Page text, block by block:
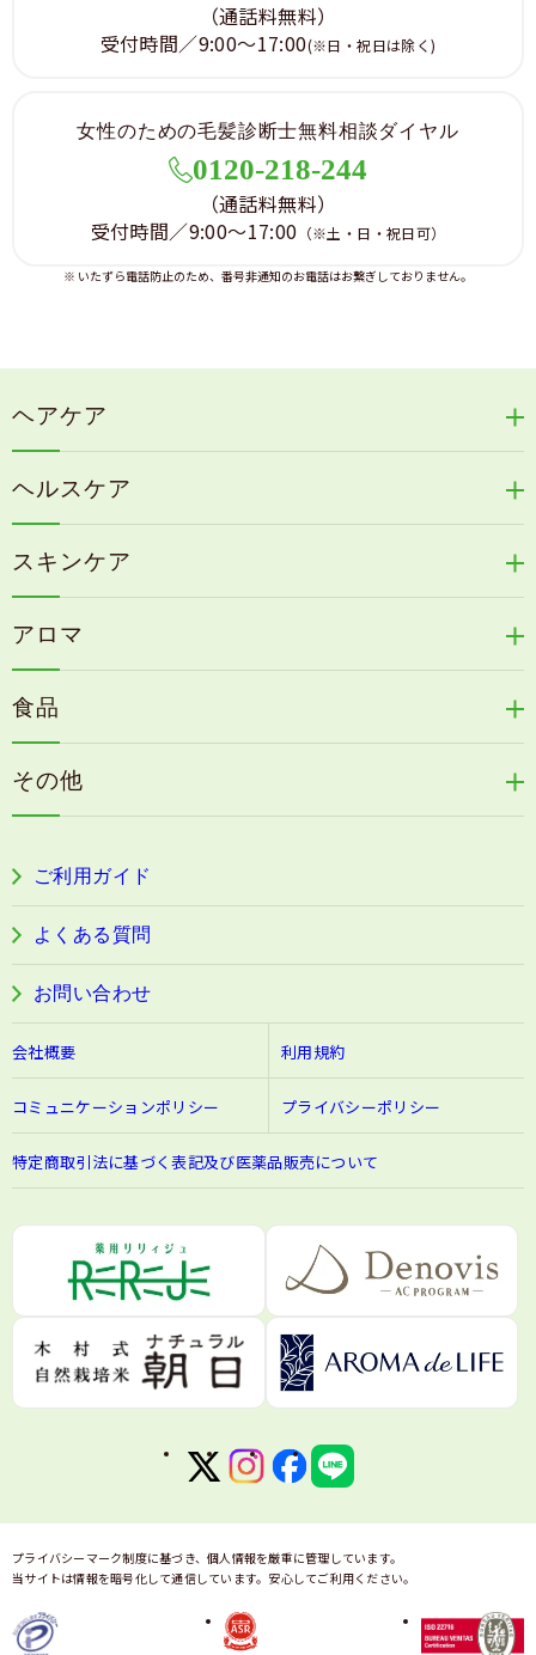
（通話料無料）
受付時間／9:00～17:00(※日・祝日は除く)
女性のための毛髪診断士無料相談ダイヤル
0120-218-244
（通話料無料）
受付時間／9:00～17:00 （※土・日・祝日可）
※ いたずら電話防止のため、番号非通知のお電話はお繋ぎしておりません。
ヘアケア
冷感育毛エッセンス
リリィジュミスト
リリィジュサプリ
毛歓
ヘアケアその他
ヘルスケア
天の葉健康緑茶
カイアポシリーズ
速感伝統香醋
古家のにんにく
目の疲労感・首肩に感じる負担緩和サプリ
阿波晩茶
スキンケア
うる肌箋
フェミールホワイトNKB
アロマ
浦上式アロマシリーズ
色彩マスク
食品
その他
ご利用ガイド
よくある質問
お問い合わせ
会社概要 利用規約
コミュニケーションポリシー プライバシーポリシー
特定商取引法に基づく表記及び医薬品販売について
プライバシーマーク制度に基づき、個人情報を厳重に管理しています。
当サイトは情報を暗号化して通信しています。安心してご利用ください。